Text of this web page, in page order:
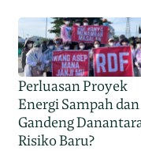
Perluasan Proyek
Energi Sampah dan
Gandeng
Risiko Baru?